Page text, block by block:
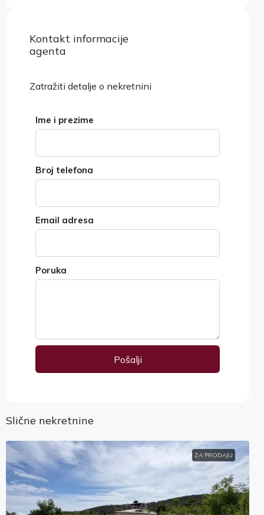
Kontakt informacije
agenta
Zatražiti detalje o nekretnini
Ime i prezime
Broj telefona
Email adresa
Poruka
Pošalji
Slične nekretnine
ZA PRODAJU